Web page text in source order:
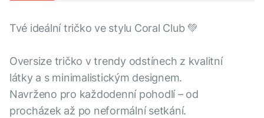
Tvé ideální tričko ve stylu Coral Club 💚
Oversize tričko v trendy odstínech z kvalitní
látky a s minimalistickým designem.
Navrženo pro každodenní pohodlí – od
procházek až po neformální setkání.